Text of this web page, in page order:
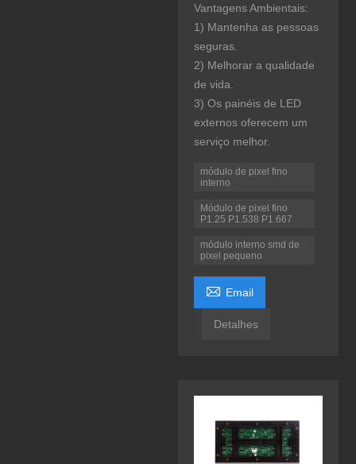
Vantagens Ambientais:
1) Mantenha as pessoas
seguras.
2) Melhorar a qualidade
de vida.
3) Os painéis de LED
externos oferecem um
serviço melhor.
módulo de pixel fino
interno
Módulo de pixel fino
P1.25 P1.538 P1.667
módulo interno smd de
pixel pequeno
 Email
Detalhes